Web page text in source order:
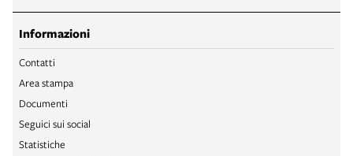
Informazioni
Contatti
Area stampa
Documenti
Seguici sui social
Statistiche